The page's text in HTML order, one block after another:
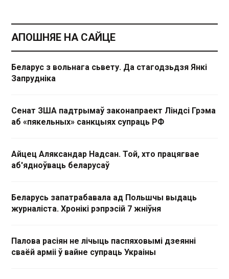
АПОШНЯЕ НА САЙЦЕ
Беларус з вольнага сьвету. Да стагодзьдзя Янкі
Запрудніка
Сенат ЗША падтрымаў законапраект Ліндсі Грэма
аб «пякельных» санкцыях супраць РФ
Айцец Аляксандар Надсан. Той, хто працягвае
аб'ядноўваць беларусаў
Беларусь запатрабавала ад Польшчы выдаць
журналіста. Хронікі рэпрэсій 7 жніўня
Палова расіян не лічыць паспяховымі дзеянні
сваёй арміі ў вайне супраць Украіны